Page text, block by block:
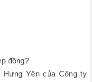
đồng?
Yên của Công ty